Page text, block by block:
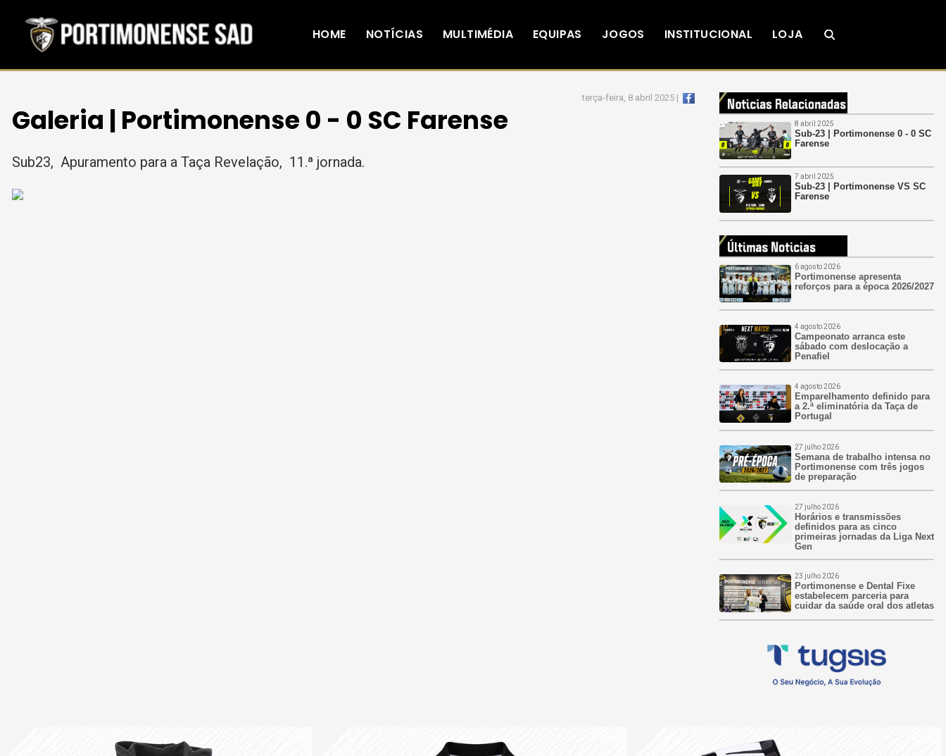
HOME NOTÍCIAS MULTIMÉDIA EQUIPAS JOGOS INSTITUCIONAL LOJA
terça-feira, 8 abril 2025 |
Galeria | Portimonense 0 - 0 SC Farense
Sub23, Apuramento para a Taça Revelação, 11.ª jornada.
8 abril 2025
Sub-23 | Portimonense 0 - 0 SC
Farense
7 abril 2025
Sub-23 | Portimonense VS SC
Farense
6 agosto 2026
Portimonense apresenta
reforços para a época 2026/2027
4 agosto 2026
Campeonato arranca este
sábado com deslocação a
Penafiel
4 agosto 2026
Emparelhamento definido para
a 2.ª eliminatória da Taça de
Portugal
27 julho 2026
Semana de trabalho intensa no
Portimonense com três jogos
de preparação
27 julho 2026
Horários e transmissões
definidos para as cinco
primeiras jornadas da Liga Next
Gen
23 julho 2026
Portimonense e Dental Fixe
estabelecem parceria para
cuidar da saúde oral dos atletas